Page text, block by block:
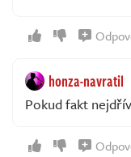
honza-navratil
Pokud fakt